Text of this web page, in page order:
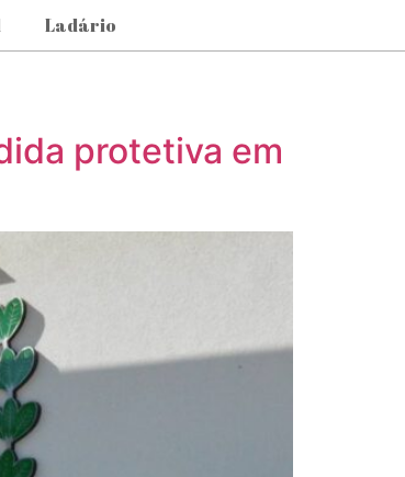
Ladário
protetiva em